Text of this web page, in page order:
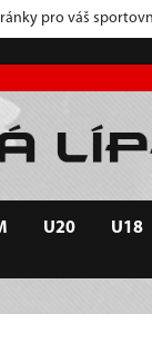
pro váš
U20 U18